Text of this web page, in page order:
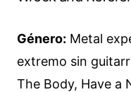
Género: Metal
extremo sin
The Body, Have a